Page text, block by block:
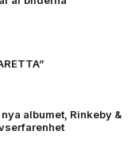
nya albumet, Rinkeby &